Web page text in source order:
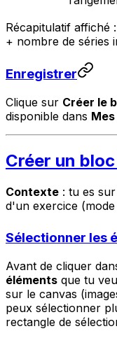
Récapitulatif affiché
+ nombre de séries
Enregistrer
Clique sur Créer le
disponible dans
Créer un
Contexte : tu es
d'un exercice
Sélectionner les
Avant de cliquer
éléments que tu
sur le canvas
peux sélectionner
rectangle de